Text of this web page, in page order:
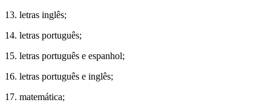
13. letras inglês;
14. letras português;
15. letras português e espanhol;
16. letras português e inglês;
17. matemática;